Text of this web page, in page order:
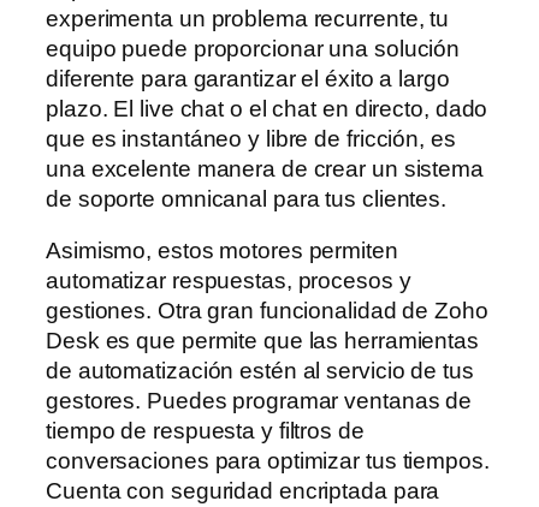
experimenta un problema recurrente, tu
equipo puede proporcionar una solución
diferente para garantizar el éxito a largo
plazo. El live chat o el chat en directo, dado
que es instantáneo y libre de fricción, es
una excelente manera de crear un sistema
de soporte omnicanal para tus clientes.
Asimismo, estos motores permiten
automatizar respuestas, procesos y
gestiones. Otra gran funcionalidad de Zoho
Desk es que permite que las herramientas
de automatización estén al servicio de tus
gestores. Puedes programar ventanas de
tiempo de respuesta y filtros de
conversaciones para optimizar tus tiempos.
Cuenta con seguridad encriptada para